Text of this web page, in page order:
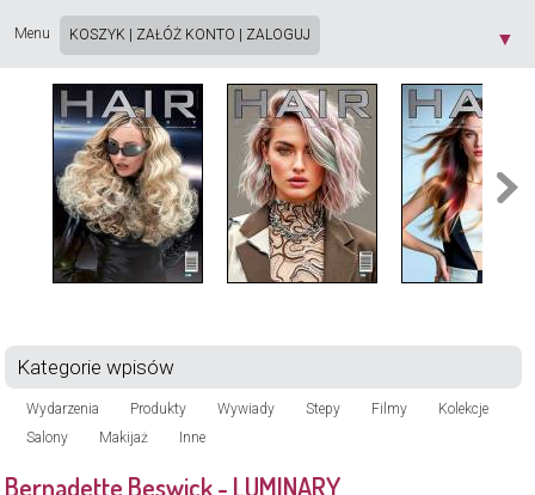
Menu ▼
KOSZYK ZAŁÓŻ KONTO ZALOGUJ
Kategorie wpisów
Wydarzenia Produkty Wywiady Stepy Filmy
Kolekcje
Salony
Makijaż Inne
Bernadette Beswick - LUMINARY
cookie, zgodnie z aktualnymi ustawieniami przeglądarki. Dowiedz się więcej o
Prywatności [X]